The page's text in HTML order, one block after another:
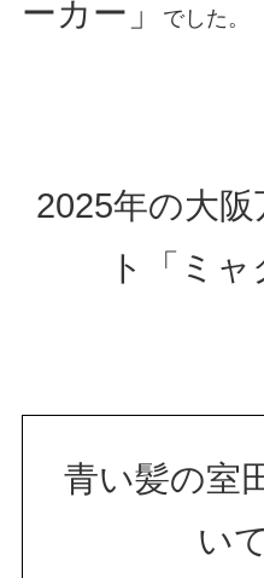
ーカー」
でした。
2025年の大
ト「ミャ
青い髪の室
い